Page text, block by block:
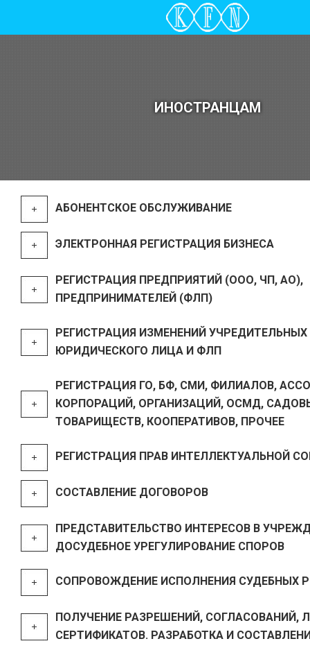
ИНОСТРАНЦАМ
АБОНЕНТСКОЕ ОБСЛУЖИВАНИЕ
ЭЛЕКТРОННАЯ РЕГИСТРАЦИЯ БИЗНЕСА
РЕГИСТРАЦИЯ ПРЕДПРИЯТИЙ (ООО, ЧП, АО),
ПРЕДПРИНИМАТЕЛЕЙ (ФЛП)
РЕГИСТРАЦИЯ ИЗМЕНЕНИЙ
ЮРИДИЧЕСКОГО ЛИЦА И ФЛП
РЕГИСТРАЦИЯ ГО, БФ, СМИ, ФИЛИАЛОВ,
КОРПОРАЦИЙ, ОРГАНИЗАЦИЙ, ОСМД,
ТОВАРИЩЕСТВ, КООПЕРАТИВОВ, ПРОЧЕЕ
РЕГИСТРАЦИЯ ПРАВ ИНТЕЛЛЕКТУАЛЬНОЙ
СОСТАВЛЕНИЕ ДОГОВОРОВ
ПРЕДСТАВИТЕЛЬСТВО ИНТЕРЕСОВ В
ДОСУДЕБНОЕ УРЕГУЛИРОВАНИЕ СПОРОВ
СОПРОВОЖДЕНИЕ ИСПОЛНЕНИЯ СУДЕБНЫХ
ПОЛУЧЕНИЕ РАЗРЕШЕНИЙ, СОГЛАСОВАНИЙ,
СЕРТИФИКАТОВ. РАЗРАБОТКА И